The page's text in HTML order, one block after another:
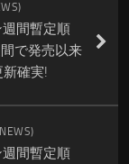
間暫定順
で発売以来
確実!
間暫定順